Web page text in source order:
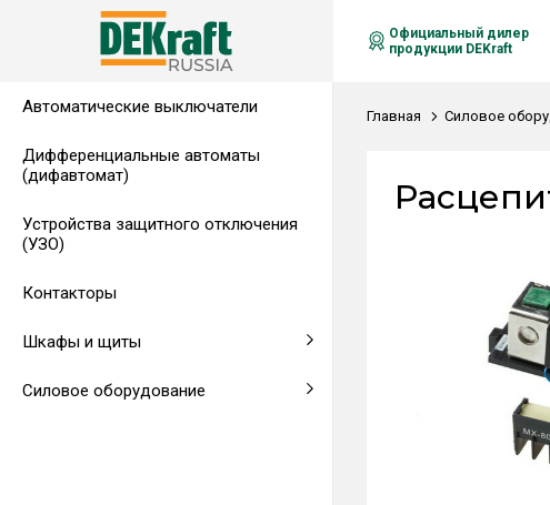
Автоматические выключатели
Дифференциальные автоматы
(дифавтомат)
Устройства защитного отключения
(УЗО)
Контакторы
Шкафы и щиты
Распределительные щиты,
Напольные щиты
Клеммы и комплектующие
Клеммы на DIN-рейку
Аксессуары для щитов
Силовое оборудование
Автоматические выключатели в
Аксессуары
Предохранители
Щитовые приборы
Амперметры
Автоматические воздушные
выключатели
Воздушные автоматические
Официальный дилер
продукции DEKraft
Главная Силовое